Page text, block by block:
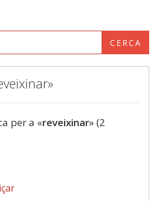
CERCA
per a «reveixinar» (2